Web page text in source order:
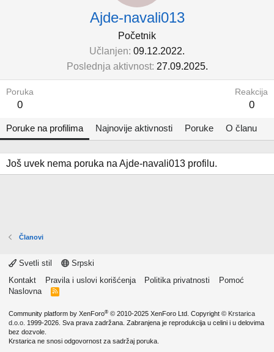
Ajde-navali013
Početnik
Učlanjen 09.12.2022.
Poslednja aktivnost 27.09.2025.
Poruka
0
Reakcija
0
Poruke na profilima Najnovije aktivnosti Poruke O članu
Još uvek nema poruka na Ajde-navali013 profilu.
Članovi
Svetli stil
Srpski
Kontakt
Pravila i uslovi korišćenja Politika privatnosti
Pomoć
Naslovna
R
Community platform by XenForo® © 2010-2025 XenForo Ltd. Copyright © Krstarica
d.o.o. 1999-2026. Sva prava zadržana. Zabranjena je reprodukcija u celini i u delovima
bez dozvole.
Krstarica ne snosi odgovornost za sadržaj poruka.